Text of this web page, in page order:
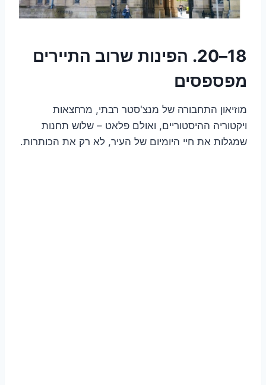
18–20. הפינות שרוב התיירים
מפספסים
מוזיאון התחבורה של מנצ'סטר רבתי, מרחצאות
ויקטוריה ההיסטוריים, ואולם פלאט – שלוש תחנות
שמגלות את חיי היומיום של העיר, לא רק את הכותרות.